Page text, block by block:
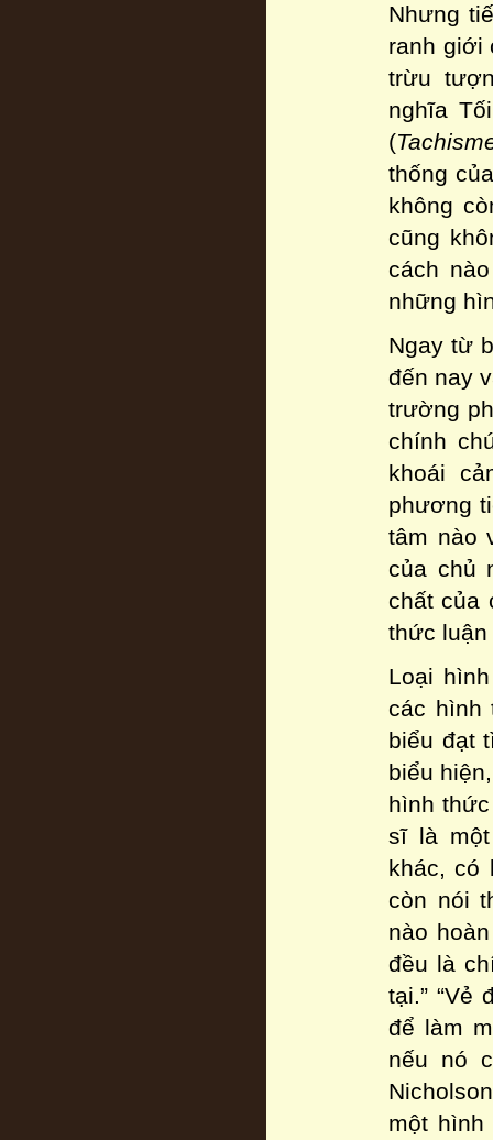
Nhưng
ranh giới
trừu
nghĩa
(
thống
không
cũng
cách
những
Ngay từ
đến nay
trường
chính
khoái
phương
tâm nào
của chủ
chất của
thức
Loại
các hình
biểu đạt
biểu
hình thức
sĩ là
khác, có
còn nói
nào
đều là
tại.” “Vẻ
để làm
nếu nó
một